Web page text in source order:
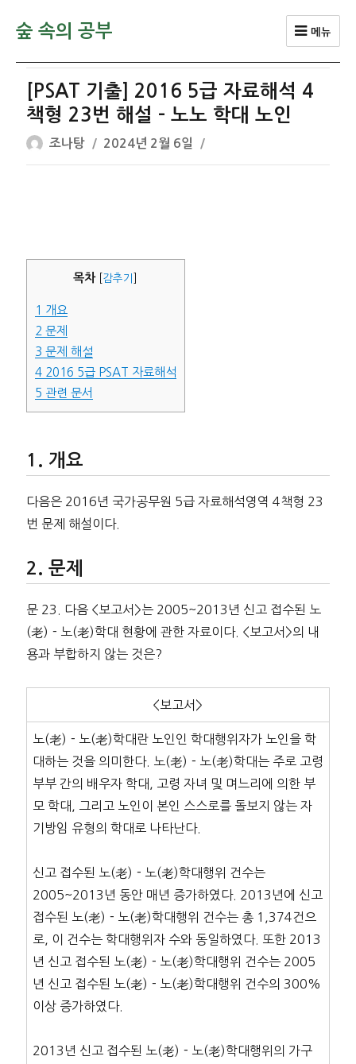
숲 속의 공부 메뉴
[PSAT 기출] 2016 5급 자료해석 4
책형 23번 해설 – 노노 학대 노인
글
쓴
조나탕
작
성
2024년 2월 6일
목차 감추기
1 개요
2 문제
3 문제 해설
42016 5급 PSAT 자료해석
5 관련 문서
개요
다음은 2016년 국가공무원 5급 자료해석영역 4책형 23
번 문제 해설이다.
문제
문 23. 다음 <보고서>는 2005~2013년 신고 접수된 노
(老)－노(老)학대 현황에 관한 자료이다. <보고서>의 내
용과 부합하지 않는 것은?
<보고서>
노(老)－노(老)학대란 노인인 학대행위자가 노인을 학
대하는 것을 의미한다. 노(老)－노(老)학대는 주로 고령
부부 간의 배우자 학대, 고령 자녀 및 며느리에 의한 부
모 학대, 그리고 노인이 본인 스스로를 돌보지 않는 자
기방임 유형의 학대로 나타난다.
신고 접수된 노(老)－노(老)학대행위 건수는
2005~2013년 동안 매년 증가하였다. 2013년에 신고
접수된 노(老)－노(老)학대행위 건수는 총 1,374건으
로, 이 건수는 학대행위자 수와 동일하였다. 또한 2013
년 신고 접수된 노(老)－노(老)학대행위 건수는 2005
년 신고 접수된 노(老)－노(老)학대행위 건수의 300%
이상 증가하였다.
2013년 신고 접수된 노(老)－노(老)학대행위의 가구